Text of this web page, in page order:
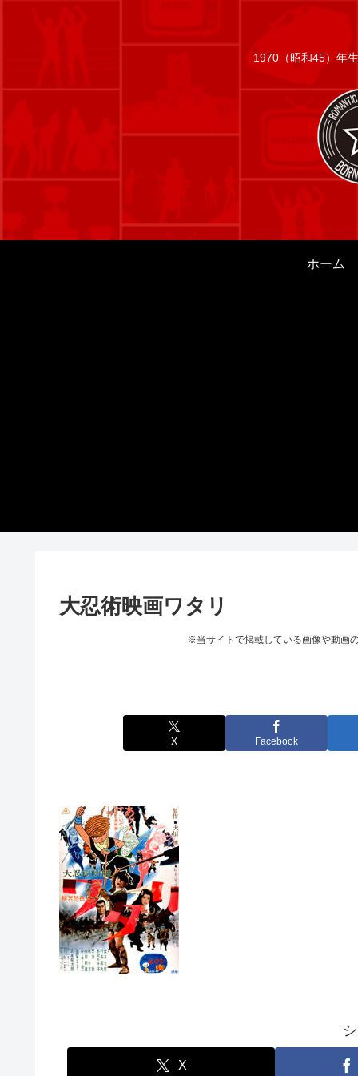
1970（昭和45）年
ホーム
大忍術映画ワタリ
※当サイトで掲載している画像や動画
X Facebook
X